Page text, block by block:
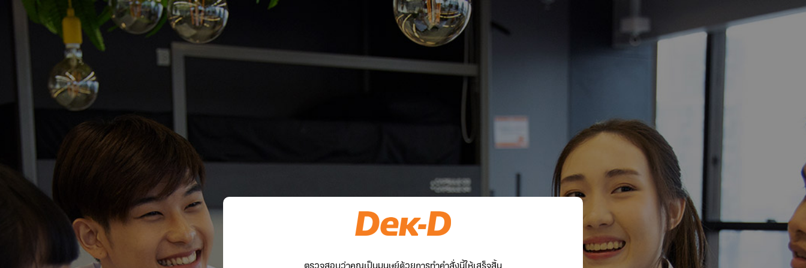
ตรวจสอบว่าคุณเป็นมนุษย์ด้วยการทำคำสั่งนี้ให้เสร็จสิ้น